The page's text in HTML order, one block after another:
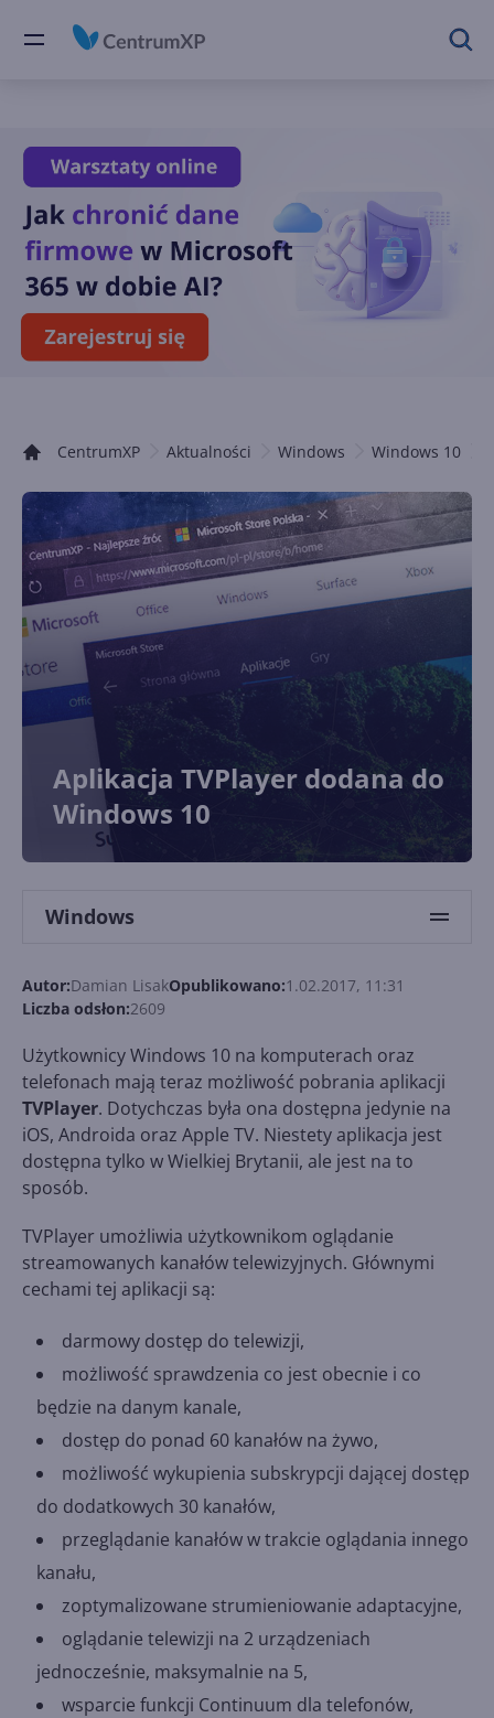
CentrumXP Aktualności Windows Windows 10
Aplikacja TVPlayer dodana do
Windows 10
Windows
Autor:Damian LisakOpublikowano:1.02.2017, 11:31
Liczba odsłon:2609
Użytkownicy Windows 10 na komputerach oraz
telefonach mają teraz możliwość pobrania aplikacji
TVPlayer. Dotychczas była ona dostępna jedynie na
iOS, Androida oraz Apple TV. Niestety aplikacja jest
dostępna tylko w Wielkiej Brytanii, ale jest na to
sposób.
TVPlayer umożliwia użytkownikom oglądanie
streamowanych kanałów telewizyjnych. Głównymi
cechami tej aplikacji są:
darmowy dostęp do telewizji,
możliwość sprawdzenia co jest obecnie i co
będzie na danym kanale,
dostęp do ponad 60 kanałów na żywo,
możliwość wykupienia subskrypcji dającej dostęp
do dodatkowych 30 kanałów,
przeglądanie kanałów w trakcie oglądania innego
kanału,
zoptymalizowane strumieniowanie adaptacyjne,
oglądanie telewizji na 2 urządzeniach
jednocześnie, maksymalnie na 5,
wsparcie funkcji Continuum dla telefonów,